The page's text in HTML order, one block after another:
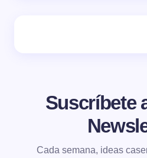
Suscríbete
Cada semana, ideas